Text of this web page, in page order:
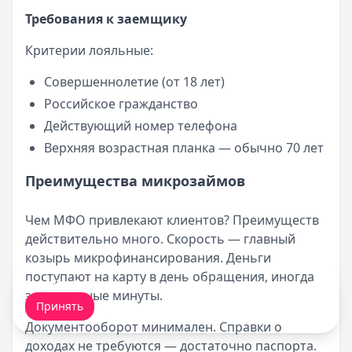
Требования к заемщику
Критерии лояльные:
Совершеннолетие (от 18 лет)
Российское гражданство
Действующий номер телефона
Верхняя возрастная планка — обычно 70 лет
Преимущества микрозаймов
Чем МФО привлекают клиентов? Преимуществ
действительно много. Скорость — главный
козырь микрофинансирования. Деньги
поступают на карту в день обращения, иногда
за считанные минуты.
Документооборот минимален. Справки о
доходах не требуются — достаточно паспорта.
Мы обрабатываем ваши cookie-файлы.
Принять